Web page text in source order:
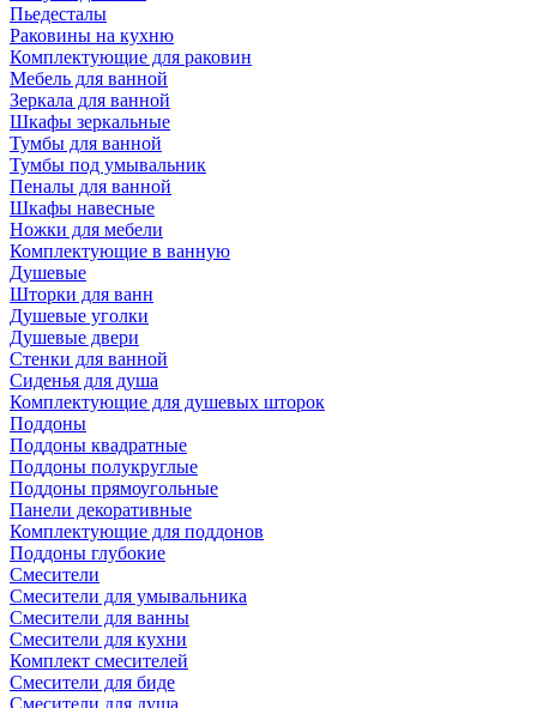
Пьедесталы
Раковины на кухню
Комплектующие для раковин
Мебель для ванной
Зеркала для ванной
Шкафы зеркальные
Тумбы для ванной
Тумбы под умывальник
Пеналы для ванной
Шкафы навесные
Ножки для мебели
Комплектующие в ванную
Душевые
Шторки для ванн
Душевые уголки
Душевые двери
Стенки для ванной
Сиденья для душа
Комплектующие для душевых шторок
Поддоны
Поддоны квадратные
Поддоны полукруглые
Поддоны прямоугольные
Панели декоративные
Комплектующие для поддонов
Поддоны глубокие
Смесители
Смесители для умывальника
Смесители для ванны
Смесители для кухни
Комплект смесителей
Смесители для биде
Смесители для душа